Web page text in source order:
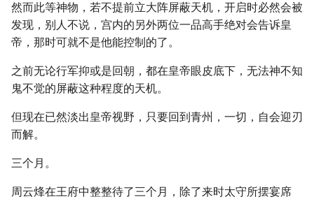
然而此等神物，若不提前立大阵屏蔽天机，开启时必然会被
发现，别人不说，宫内的另外两位一品高手绝对会告诉皇
帝，那时可就不是他能控制的了。
之前无论行军抑或是回朝，都在皇帝眼皮底下，无法神不知
鬼不觉的屏蔽这种程度的天机。
但现在已然淡出皇帝视野，只要回到青州，一切，自会迎刃
而解。
三个月。
周云烽在王府中整整待了三个月，除了来时太守所摆宴席